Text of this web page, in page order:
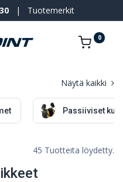
| Tuotemerkit
0
Näytä kaikki
Passiiviset
45 Tuotteita löydetty.